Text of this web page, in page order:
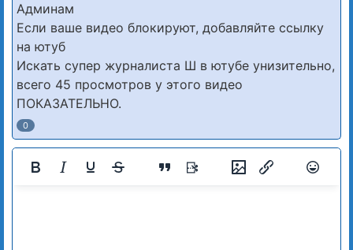
Админам
Если ваше видео блокируют, добавляйте ссылку
на ютуб
Искать супер журналиста Ш в ютубе унизительно,
всего 45 просмотров у этого видео
ПОКАЗАТЕЛЬНО.
0